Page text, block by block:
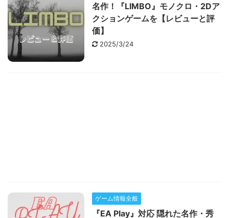
名作！『LIMBO』モノクロ・2Dア
クションゲームを【レビューと評
価】
2025/3/24
ゲーム情報全般
『EA Play』対応 隠れた名作・秀